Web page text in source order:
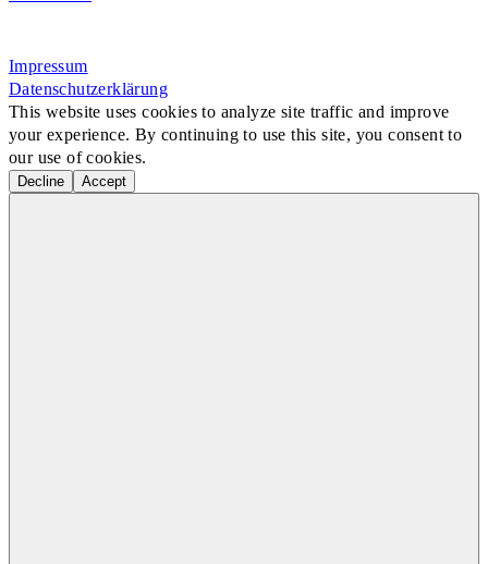
Impressum
Datenschutzerklärung
This website uses cookies to analyze site traffic and improve
your experience. By continuing to use this site, you consent to
our use of cookies.
Decline Accept